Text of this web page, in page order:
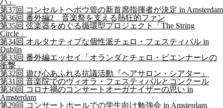
ハ』
第37回 コンセルトヘボウ管の新首席指揮者が決定 in Amsterdam
第36回 番外編2 音楽祭を支える熱狂的ファン
第35回 弦楽器をめぐる循環型プロジェクト「The String
Circle」
第34回 オルタナティブな個性派チェロ・フェスティバル in
Dublin
第33回 番外編エッセイ「オランダとチェロ・ビエンナーレの
衝撃」
第32回 遊び心あふれる抗議活動『ヘアサロン・シアター』
第31回 音楽院でのヴィオラ・フェスティバルとコンクール
第30回 コロナ禍のコンサートオーガナイザーの思い in
Amsterdam
第29回 コンサートホールでの学生向け勉強会 in Amsterdam